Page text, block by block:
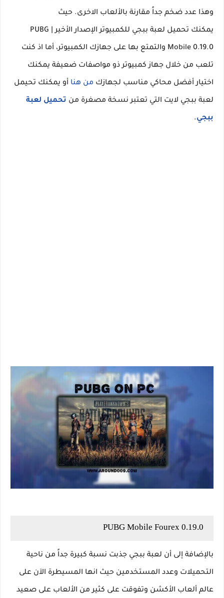
وهذا عدد ضخم جداً مقارنة بالألعاب الاخرى. حيث
يمكنك تحميل لعبة ببجي للكمبيوتر الإصدار الأخير | PUBG
Mobile 0.19.0 والتمتع بها على جهازك الكمبيوتر، أما اذ كنت
تلعب من خلال جهاز كمبيوتر ذو مواصفات ضعيفة يمكنك
اختيار أفضل محاكي مناسب لجهازك من هنا أو يمكنك تحيمل
لعبة ببجي لايت التي تعتبر نسخة مصغرة من تحميل لعبة
ببجي.
PUBG Mobile Fourex 0.19.0
بالإضافة إلى أن لعبة ببجي جذبت نسبة كبيرة جداً من ناحية
التحميلات وعدد المستخدمين حيث انها المسيطرة الآن على
عالم ألعاب الأكشن وتفوقت على كثير من الألعاب على صعيد